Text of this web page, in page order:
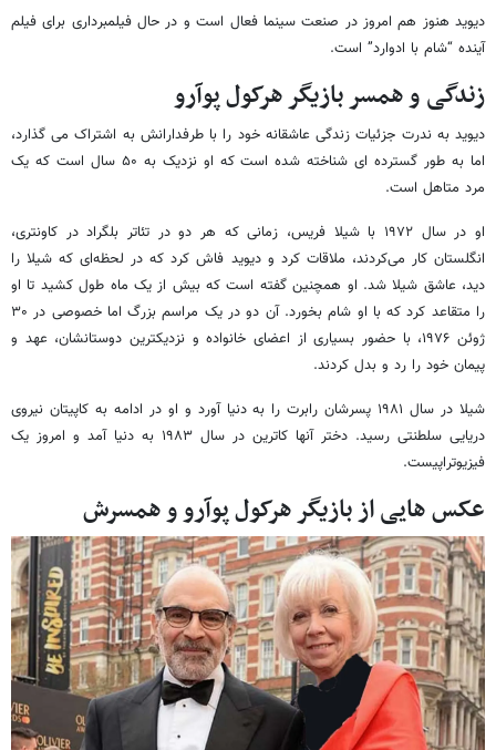
دیوید هنوز هم امروز در صنعت سینما فعال است و در حال فیلمبرداری برای فیلم
آینده “شام با ادوارد” است.
زندگی و همسر بازیگر هرکول پوآرو
دیوید به ندرت جزئیات زندگی عاشقانه خود را با طرفدارانش به اشتراک می گذارد،
اما به طور گسترده ای شناخته شده است که او نزدیک به ۵۰ سال است که یک
مرد متاهل است.
او در سال ۱۹۷۲ با شیلا فریس، زمانی که هر دو در تئاتر بلگراد در کاونتری،
انگلستان کار می‌کردند، ملاقات کرد و دیوید فاش کرد که در لحظه‌ای که شیلا را
دید، عاشق شیلا شد. او همچنین گفته است که بیش از یک ماه طول کشید تا او
را متقاعد کرد که با او شام بخورد. آن دو در یک مراسم بزرگ اما خصوصی در ۳۰
ژوئن ۱۹۷۶، با حضور بسیاری از اعضای خانواده و نزدیکترین دوستانشان، عهد و
پیمان خود را رد و بدل کردند.
شیلا در سال ۱۹۸۱ پسرشان رابرت را به دنیا آورد و او در ادامه به کاپیتان نیروی
دریایی سلطنتی رسید. دختر آنها کاترین در سال ۱۹۸۳ به دنیا آمد و امروز یک
فیزیوتراپیست.
عکس هایی از بازیگر هرکول پوآرو و همسرش